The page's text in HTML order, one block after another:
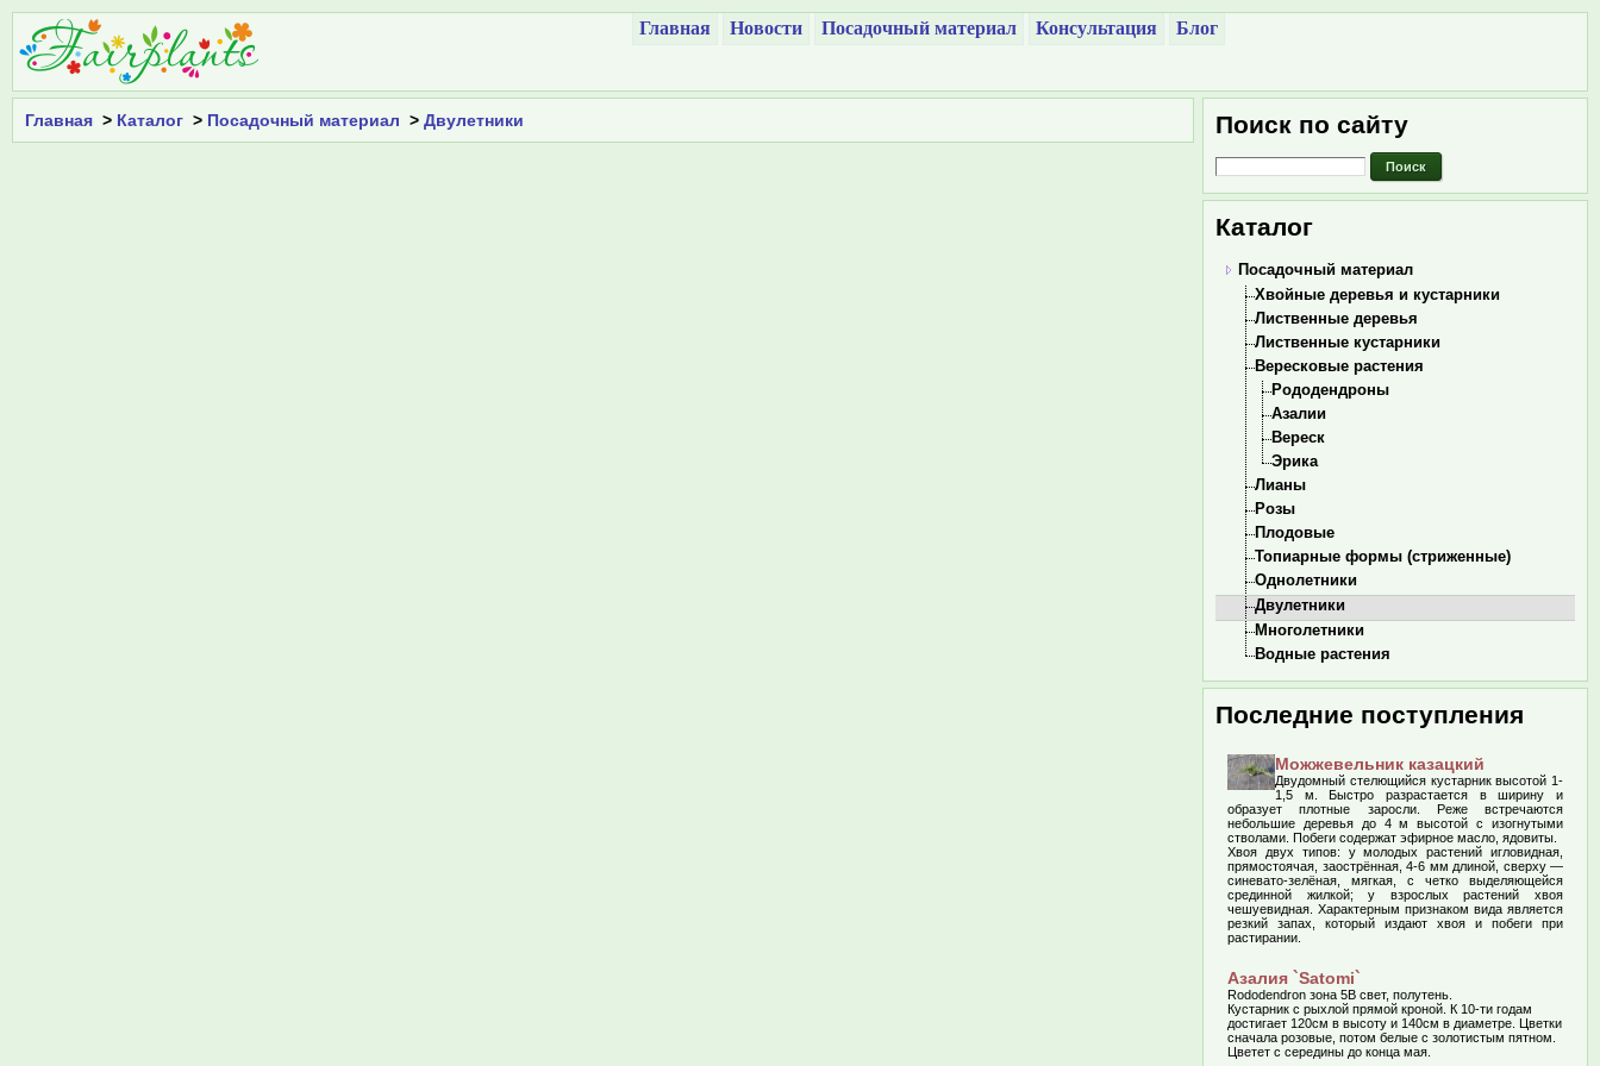
Главная Новости Посадочный материал Консультация Блог
Главная > Каталог > Посадочный материал > Двулетники Поиск по сайту
Каталог
Посадочный материал
Хвойные деревья и кустарники
Лиственные деревья
Лиственные кустарники
Вересковые растения
Рододендроны
Азалии
Вереск
Эрика
Лианы
Розы
Плодовые
Топиарные формы (стриженные)
Однолетники
Двулетники
Многолетники
Водные растения
Последние поступления
Можжевельник казацкий
Двудомный стелющийся кустарник высотой 1-
1,5 м. Быстро разрастается в ширину и
образует плотные заросли. Реже встречаются
небольшие деревья до 4 м высотой с изогнутыми
стволами. Побеги содержат эфирное масло, ядовиты.
Хвоя двух типов: у молодых растений игловидная,
прямостоячая, заострённая, 4-6 мм длиной, сверху —
синевато-зелёная, мягкая, с четко выделяющейся
срединной жилкой; у взрослых растений хвоя
чешуевидная. Характерным признаком вида является
резкий запах, который издают хвоя и побеги при
растирании.
Азалия `Satomi`
Rododendron зона 5В свет, полутень.
Кустарник с рыхлой прямой кроной. К 10-ти годам
достигает 120см в высоту и 140см в диаметре. Цветки
сначала розовые, потом белые с золотистым пятном.
Цветет с середины до конца мая.